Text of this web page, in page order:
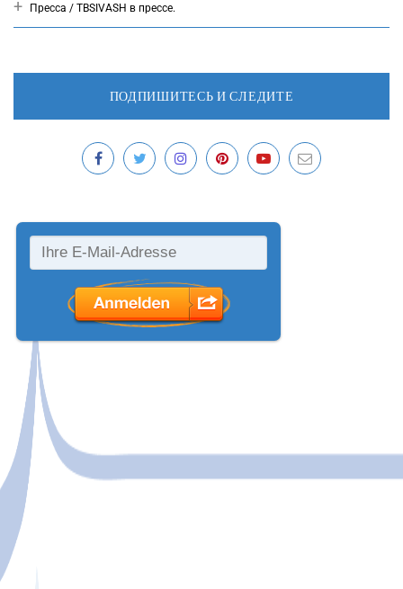
Пресса / ТВSIVASH в прессе.
ПОДПИШИТЕСЬ И СЛЕДИТЕ